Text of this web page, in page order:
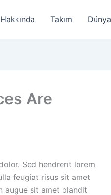
Hakkında Takım Dünya
Are
Sed hendrerit lorem
feugiat risus sit amet
augue sit amet blandit